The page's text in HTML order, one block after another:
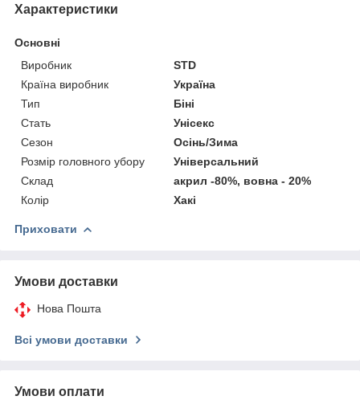
Характеристики
Основні
Виробник
STD
Країна виробник
Україна
Тип
Біні
Стать
Унісекс
Сезон
Осінь/Зима
Розмір головного убору
Універсальний
Склад
акрил -80%, вовна - 20%
Колір
Хакі
Приховати
Умови доставки
Нова Пошта
Всі умови доставки
Умови оплати